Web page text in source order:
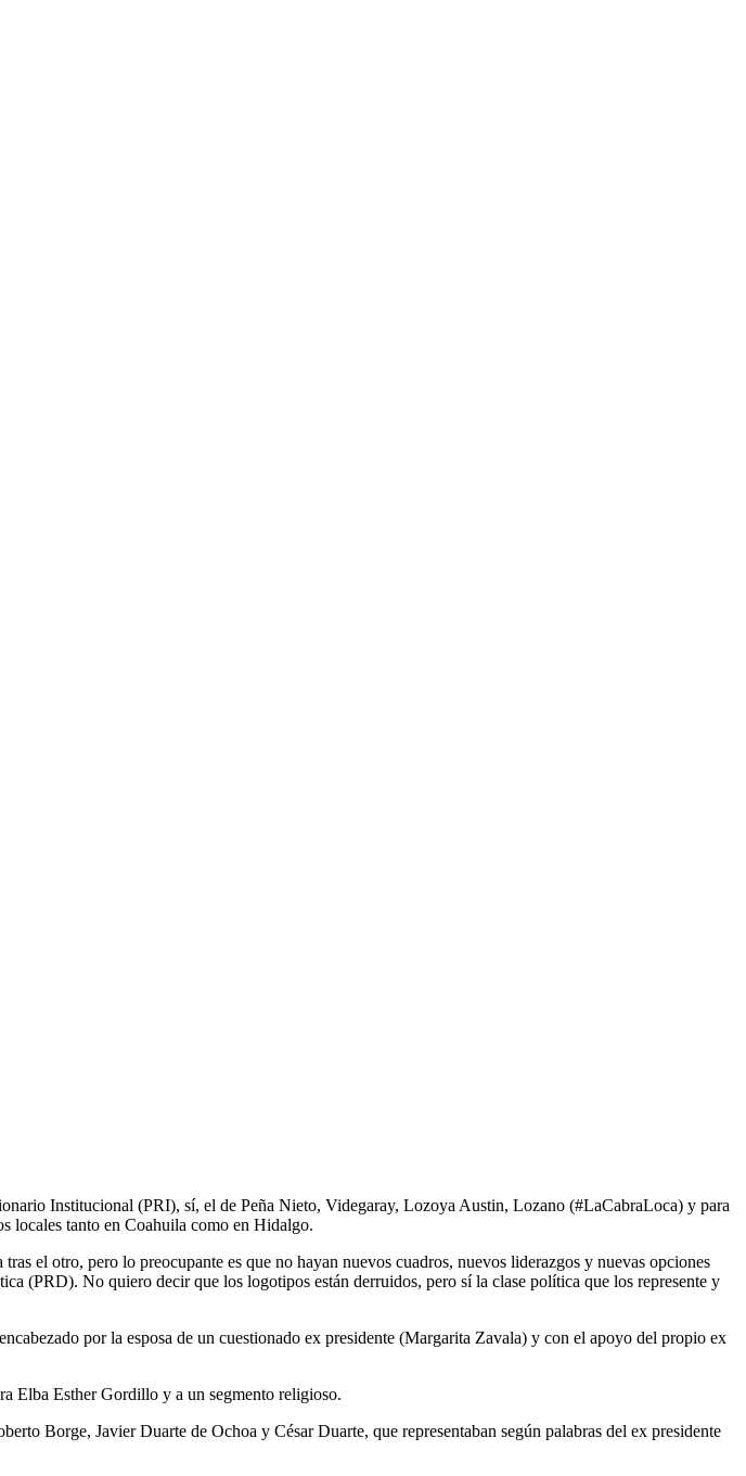
Institucional (PRI), sí, el de Peña Nieto, Videgaray, Lozoya Austin, Lozano (#LaCabraLoca) y para
locales tanto en Coahuila como en Hidalgo.
el otro, pero lo preocupante es que no hayan nuevos cuadros, nuevos liderazgos y nuevas opciones
(PRD). No quiero decir que los logotipos están derruidos, pero sí la clase política que los represente y
por la esposa de un cuestionado ex presidente (Margarita Zavala) y con el apoyo del propio ex
Elba Esther Gordillo y a un segmento religioso.
Borge, Javier Duarte de Ochoa y César Duarte, que representaban según palabras del ex presidente